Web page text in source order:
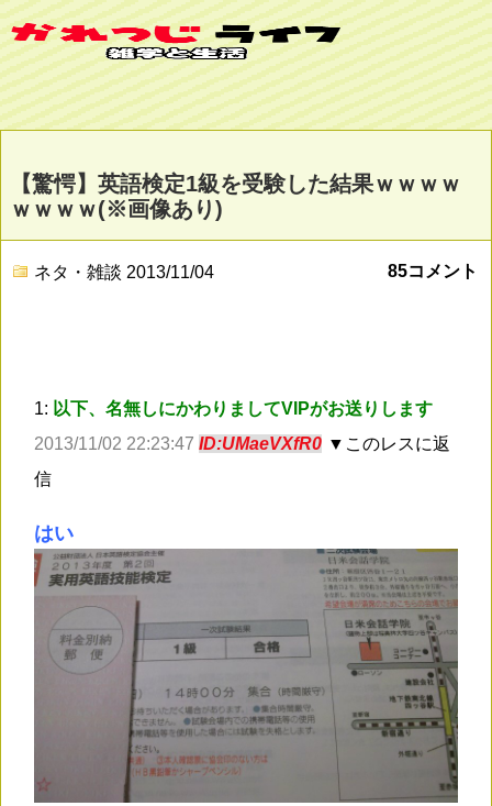
【驚愕】英語検定1級を受験した結果ｗｗｗｗ
ｗｗｗｗ(※画像あり)
ネタ・雑談 2013/11/04 85コメント
1: 以下、名無しにかわりましてVIPがお送りします
2013/11/02 22:23:47 ID:UMaeVXfR0 ▼このレスに返
信
はい